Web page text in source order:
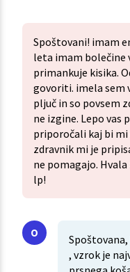
Spoštovani! imam
leta imam bolečine
primankuje kisika.
govoriti. imela sem
pljuč in so povsem
ne izgine. Lepo vas
priporočali kaj bi
zdravnik mi je
ne pomagajo.
lp!
, vzrok je